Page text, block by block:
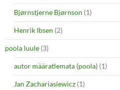
Bjørnstjerne Bjørnson (1)
Henrik Ibsen (2)
poola luule (3)
autor määratlemata (poola) (1)
Jan Zachariasiewicz (1)